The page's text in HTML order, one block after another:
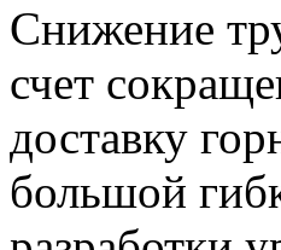
Снижение
счет
доставку
большой